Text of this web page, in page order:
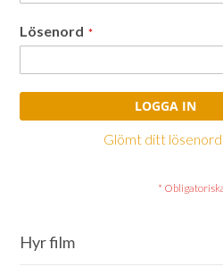
Lösenord
LOGGA IN
Glömt ditt
Hyr film